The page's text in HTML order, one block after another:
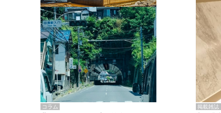
掲載雑誌
掲載雑誌・書籍
『街歩き研修「アールデコとモダニズ
ム、和風バロック」』のレポート記事が
掲載
コラム